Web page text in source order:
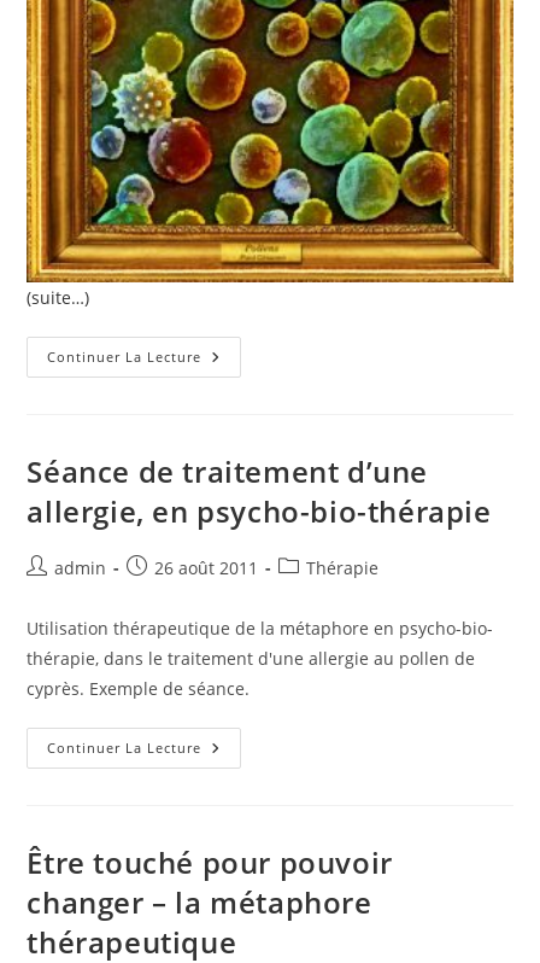
(suite…)
Continuer La Lecture Exemple
De
Cyprès
(www.psychobiotherapie.com)
Séance de traitement d’une
allergie, en psycho-bio-thérapie
Auteur/autrice
publication :
admin
Publication
26 août 2011
PostThérapie
Utilisation thérapeutique de la métaphore en psycho-bio-
thérapie, dans le traitement d'une allergie au pollen de
cyprès. Exemple de séance.
Continuer La Lecture Séance
De
Bio-
Thérapie
Être touché pour pouvoir
changer – la métaphore
thérapeutique